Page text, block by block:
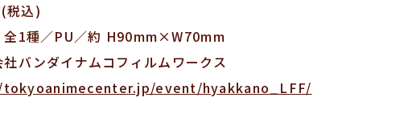
税込)
全1種／PU／約 H90mm×W70mm
社バンダイナムコフィルムワークス
event/hyakkano_LFF/